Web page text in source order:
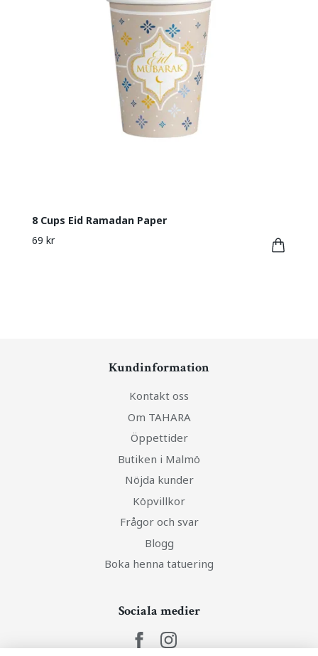
8 Cups Eid Ramadan Paper
69 kr
Kundinformation
Kontakt oss
Om TAHARA
Öppettider
Butiken i Malmö
Nöjda kunder
Köpvillkor
Frågor och svar
Blogg
Boka henna tatuering
Sociala medier